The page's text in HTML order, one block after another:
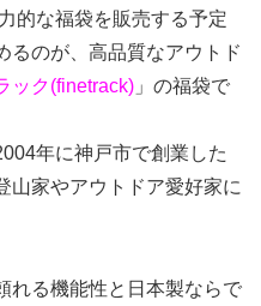
的な福袋を販売する予定
るのが、高品質なアウトド
ック(finetrack) 」の福袋で
年に神戸市で創業した
山家やアウトドア愛好家に
れる機能性と日本製ならで